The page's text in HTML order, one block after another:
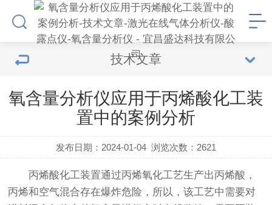
技术文章
氧含量分析仪应用于丙烯酸化工装
置中的案例分析
发布日期：2024-01-04 浏览次数： 2621
丙烯酸化工装置通过丙烯氧化工艺生产出丙烯酸，
丙烯和空气混合存在爆炸危险，所以，该工艺中需要对